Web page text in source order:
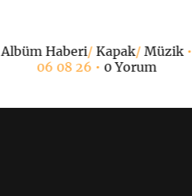
Albüm Haberi/ Kapak/Müzik•
06 08 26 • 0 Yorum